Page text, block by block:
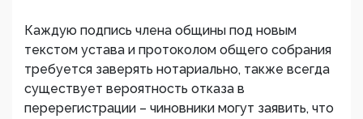
Каждую подпись члена общины под новым
текстом устава и протоколом общего собрания
требуется заверять нотариально, также всегда
существует вероятность отказа в
перерегистрации – чиновники могут заявить, что